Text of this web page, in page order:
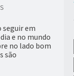
em
e no mundo
no lado bom
são